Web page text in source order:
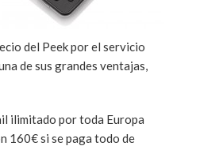
del Peek por el servicio
de sus grandes ventajas,
ilimitado por toda Europa
160€ si se paga todo de